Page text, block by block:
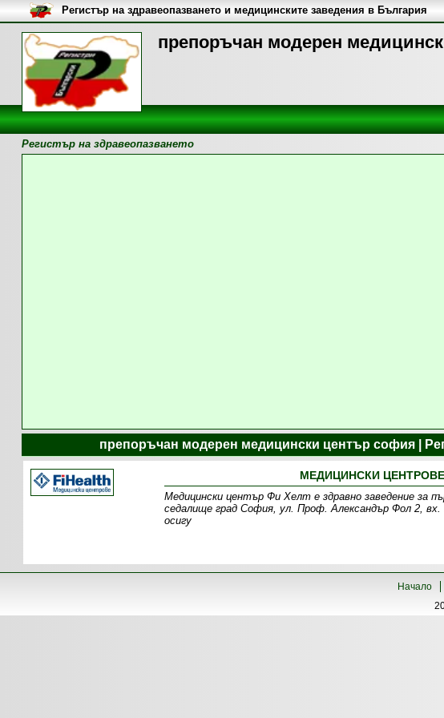
препоръчан модерен
Регистър на здравеопазването и медицинските заведения в България
Регистър на здравеопазването
препоръчан модерен медицински център софия |
МЕДИЦИНСКИ
Медицински център Фи Хелт е здравно заведение за
седалище град София, ул. Проф. Александър Фол 2,
осигу
Начало